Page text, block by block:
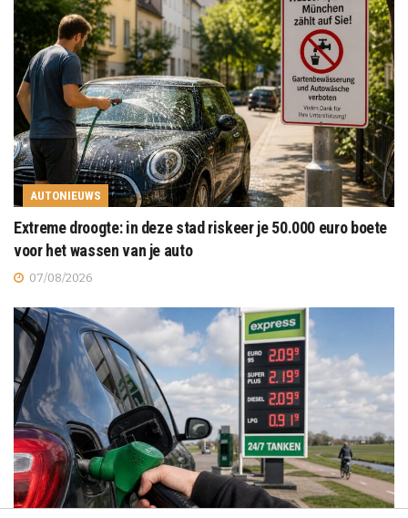
AUTONIEUWS
Extreme droogte: in deze stad riskeer je 50.000 euro boete
voor het wassen van je auto
07/08/2026